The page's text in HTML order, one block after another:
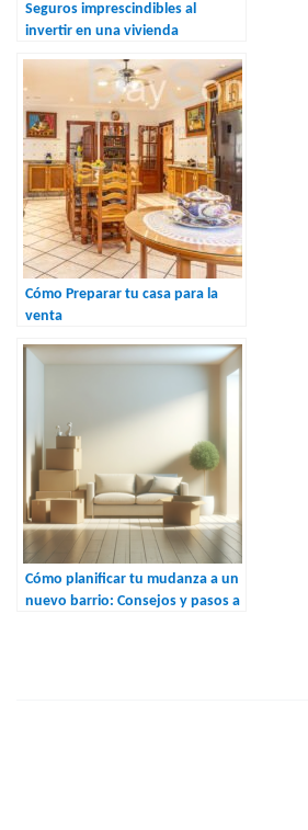
Seguros imprescindibles al
invertir en una vivienda
Cómo Preparar tu casa para la
venta
Cómo planificar tu mudanza a un
nuevo barrio: Consejos y pasos a